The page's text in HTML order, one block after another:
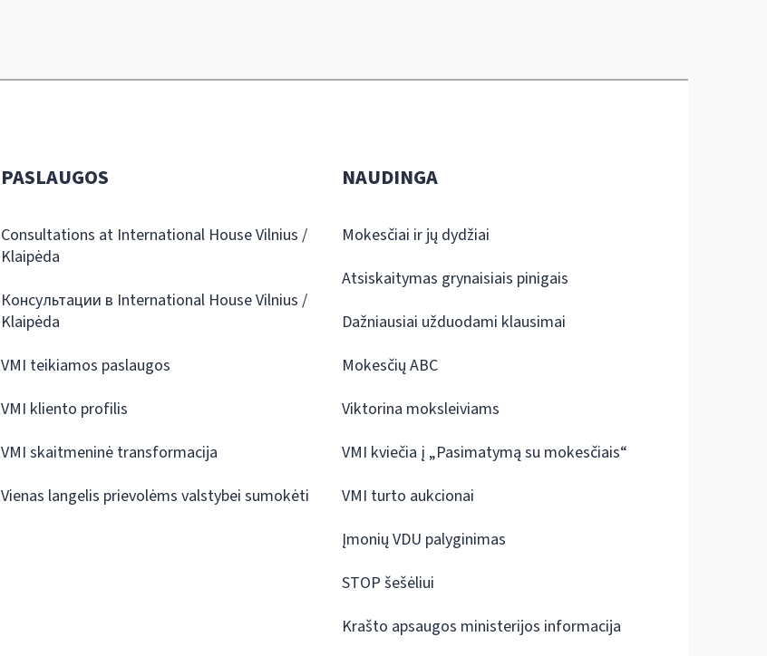
PASLAUGOS
Consultations at International House Vilnius /
Klaipėda
Консультации в International House Vilnius /
Klaipėda
VMI teikiamos paslaugos
VMI kliento profilis
VMI skaitmeninė transformacija
Vienas langelis prievolėms valstybei sumokėti
NAUDINGA
Mokesčiai ir jų dydžiai
Atsiskaitymas grynaisiais pinigais
Dažniausiai užduodami klausimai
Mokesčių ABC
Viktorina moksleiviams
VMI kviečia į „Pasimatymą su mokesčiais“
VMI turto aukcionai
Įmonių VDU palyginimas
STOP šešėliui
Krašto apsaugos ministerijos informacija